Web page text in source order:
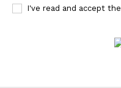
I've read and accept the